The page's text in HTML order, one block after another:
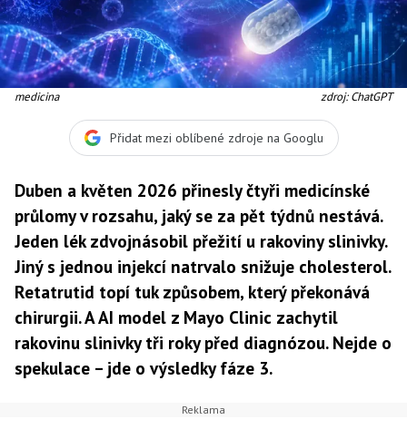
medicina zdroj: ChatGPT
Přidat mezi oblíbené zdroje na Googlu
Duben a květen 2026 přinesly čtyři medicínské
průlomy v rozsahu, jaký se za pět týdnů nestává.
Jeden lék zdvojnásobil přežití u rakoviny slinivky.
Jiný s jednou injekcí natrvalo snižuje cholesterol.
Retatrutid topí tuk způsobem, který překonává
chirurgii. A AI model z Mayo Clinic zachytil
rakovinu slinivky tři roky před diagnózou. Nejde o
spekulace – jde o výsledky fáze 3.